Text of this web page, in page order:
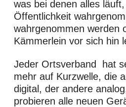
was bei denen alles
Öffentlichkeit
wahrgenommen werden
Kämmerlein vor sich hin
Jeder Ortsverband hat
mehr auf Kurzwelle, die
digital, der andere
probieren alle neuen